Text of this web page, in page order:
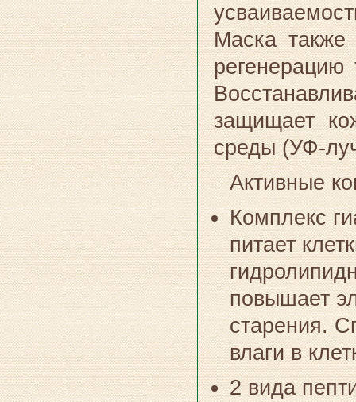
Маска также
регенерацию
защищает
среды (УФ-
Активные
Комплекс
питает
повышает
старения.
влаги в
2 вида